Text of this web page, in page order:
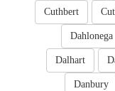
Cuthbert
Dahlonega
Dalhart
Danbury